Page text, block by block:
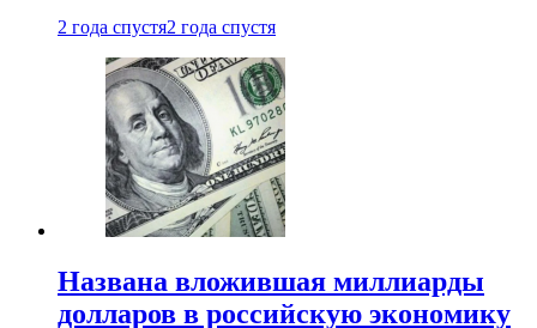
2 года спустя2 года спустя
Названа вложившая миллиарды
долларов в российскую экономику